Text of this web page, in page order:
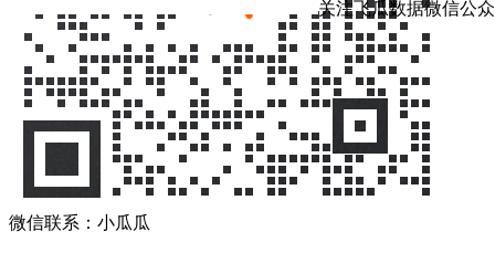
微信联系：小瓜瓜
关注飞瓜数据微信公